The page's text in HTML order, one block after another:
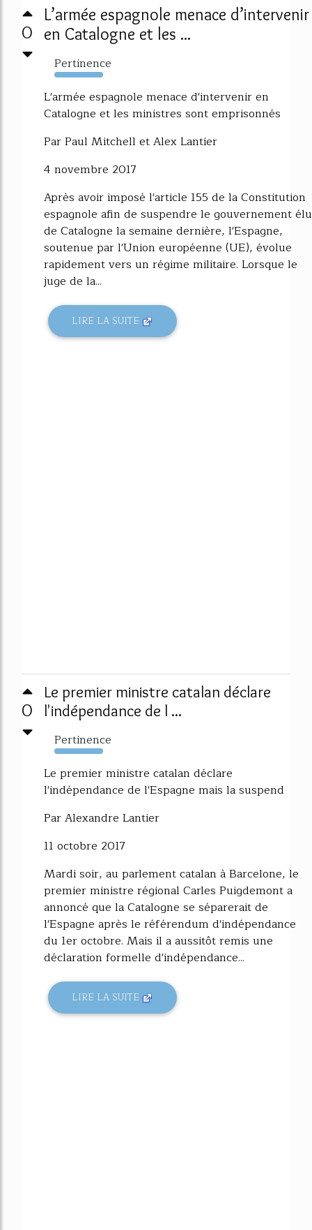
0
L’armée espagnole menace d’intervenir
en Catalogne et les ...
Pertinence
2407%
L'armée espagnole menace d'intervenir en
Catalogne et les ministres sont emprisonnés
Par Paul Mitchell et Alex Lantier
4 novembre 2017
Après avoir imposé l'article 155 de la Constitution
espagnole afin de suspendre le gouvernement élu
de Catalogne la semaine dernière, l'Espagne,
soutenue par l'Union européenne (UE), évolue
rapidement vers un régime militaire. Lorsque le
juge de la...
LIRE LA SUITE
0
Le premier ministre catalan déclare
l'indépendance de l ...
Pertinence
1519%
Le premier ministre catalan déclare
l'indépendance de l'Espagne mais la suspend
Par Alexandre Lantier
11 octobre 2017
Mardi soir, au parlement catalan à Barcelone, le
premier ministre régional Carles Puigdemont a
annoncé que la Catalogne se séparerait de
l'Espagne après le référendum d'indépendance
du 1er octobre. Mais il a aussitôt remis une
déclaration formelle d'indépendance...
LIRE LA SUITE